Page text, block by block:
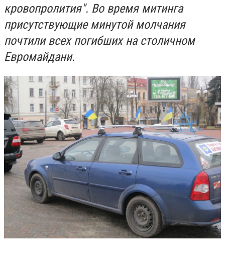
кровопролития". Во время митинга
присутствующие минутой молчания
почтили всех погибших на столичном
Евромайдани.